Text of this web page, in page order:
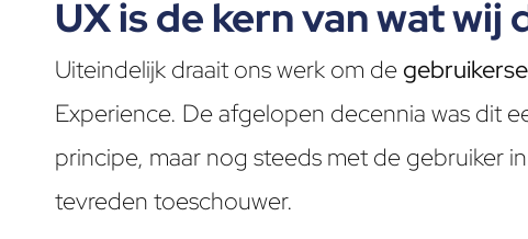
UX is de kern van wat wij
Uiteindelijk draait ons werk om de
Experience. De afgelopen decennia was dit
principe, maar nog steeds met de gebruiker
tevreden toeschouwer.